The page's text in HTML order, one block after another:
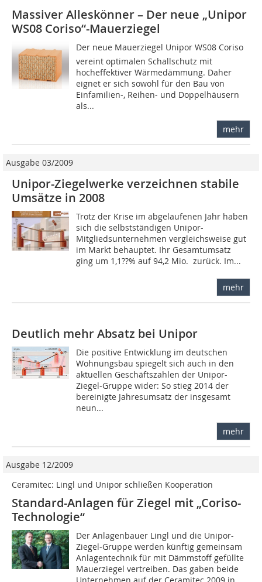
Massiver Alleskönner – Der neue „Unipor
WS08 Coriso“-Mauerziegel
Der neue Mauerziegel Unipor WS08 Coriso
vereint optimalen Schallschutz mit
hocheffektiver Wärmedämmung. Daher
eignet er sich sowohl für den Bau von
Einfamilien-, Reihen- und Doppelhäusern
als...
mehr
Ausgabe 03/2009
Unipor-Ziegelwerke verzeichnen stabile
Umsätze in 2008
Trotz der Krise im abgelaufenen Jahr haben
sich die selbstständigen Unipor-
Mitgliedsunternehmen vergleichsweise gut
im Markt behauptet. Ihr Gesamtumsatz
ging um 1,1??% auf 94,2 Mio.  zurück. Im...
mehr
Deutlich mehr Absatz bei Unipor
Die positive Entwicklung im deutschen
Wohnungsbau spiegelt sich auch in den
aktuellen Geschäftszahlen der Unipor-
Ziegel-Gruppe wider: So stieg 2014 der
bereinigte Jahresumsatz der insgesamt
neun...
mehr
Ausgabe 12/2009
Ceramitec: Lingl und Unipor schließen Kooperation
Standard-Anlagen für Ziegel mit „Coriso-
Technologie“
Der Anlagenbauer Lingl und die Unipor-
Ziegel-Gruppe werden künftig gemeinsam
Anlagentechnik für mit Dämmstoff gefüllte
Mauerziegel vertreiben. Das gaben beide
Unternehmen auf der Ceramitec 2009 in...